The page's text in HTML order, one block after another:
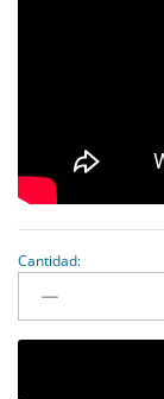
antidad
Cantidad: